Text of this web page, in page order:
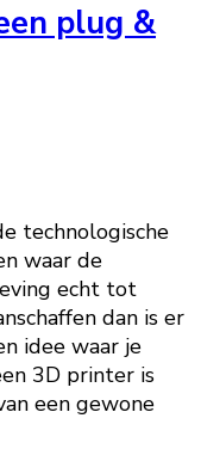
plug &
technologische
waar de
echt tot
dan is er
idee waar je
3D printer is
een gewone